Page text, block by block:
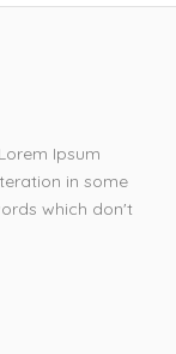
Ipsum
in some
which don't